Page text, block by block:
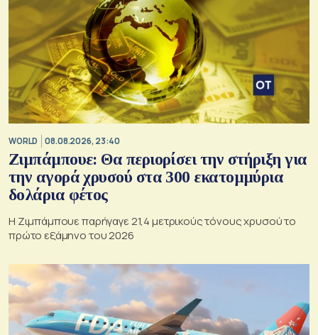
WORLD 08.08.2026, 23:40
Ζιμπάμπουε: Θα περιορίσει την στήριξη για
την αγορά χρυσού στα 300 εκατομμύρια
δολάρια φέτος
Η Ζιμπάμπουε παρήγαγε 21,4 μετρικούς τόνους χρυσού το
πρώτο εξάμηνο του 2026